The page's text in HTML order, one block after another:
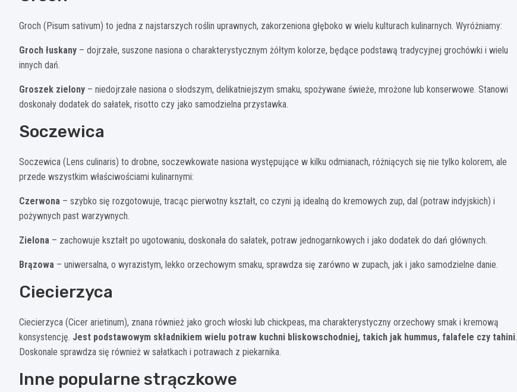
Groch (Pisum sativum) to jedna z najstarszych roślin uprawnych, zakorzeniona głęboko w wielu kulturach kulinarnych. Wyróżniamy:
Groch łuskany – dojrzałe, suszone nasiona o charakterystycznym żółtym kolorze, będące podstawą tradycyjnej grochówki i wielu
innych dań.
Groszek zielony – niedojrzałe nasiona o słodszym, delikatniejszym smaku, spożywane świeże, mrożone lub konserwowe. Stanowi
doskonały dodatek do sałatek, risotto czy jako samodzielna przystawka.
Soczewica
Soczewica (Lens culinaris) to drobne, soczewkowate nasiona występujące w kilku odmianach, różniących się nie tylko kolorem, ale
przede wszystkim właściwościami kulinarnymi:
Czerwona – szybko się rozgotowuje, tracąc pierwotny kształt, co czyni ją idealną do kremowych zup, dal (potraw indyjskich) i
pożywnych past warzywnych.
Zielona – zachowuje kształt po ugotowaniu, doskonała do sałatek, potraw jednogarnkowych i jako dodatek do dań głównych.
Brązowa – uniwersalna, o wyrazistym, lekko orzechowym smaku, sprawdza się zarówno w zupach, jak i jako samodzielne danie.
Ciecierzyca
Ciecierzyca (Cicer arietinum), znana również jako groch włoski lub chickpeas, ma charakterystyczny orzechowy smak i kremową
konsystencję. Jest podstawowym składnikiem wielu potraw kuchni bliskowschodniej, takich jak hummus, falafele czy tahini.
Doskonale sprawdza się również w sałatkach i potrawach z piekarnika.
Inne popularne strączkowe